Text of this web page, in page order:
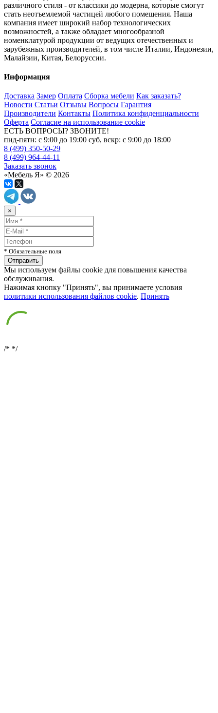
различного стиля - от классики до модерна, которые смогут
стать неотъемлемой частицей любого помещения. Наша
компания имеет широкий набор технологических
возможностей, а также обладает многообразной
номенклатурой продукции от ведущих отечественных и
зарубежных производителей, в том числе Италии, Индонезии,
Малайзии, Китая, Белоруссии.
Информация
Доставка Замер Оплата Сборка мебели Как заказать?
Новости Статьи Отзывы Вопросы Гарантия
Производители Контакты Политика конфиденциальности
Оферта Согласие на использование cookie
ЕСТЬ ВОПРОСЫ? ЗВОНИТЕ!
пнд-пятн: с 9:00 до 19:00 суб, вскр: с 9:00 до 18:00
8 (499) 350-50-29
8 (499) 964-44-11
Заказать звонок
«Мебель Я» © 2026
×
* Обязательные поля
Мы используем файлы cookie для повышения качества
обслуживания.
Нажимая кнопку "Принять", вы принимаете условия
политики использования файлов cookie. Принять
/* */